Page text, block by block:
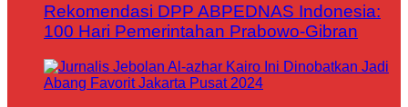
Rekomendasi DPP ABPEDNAS Indonesia:
100 Hari Pemerintahan Prabowo-Gibran